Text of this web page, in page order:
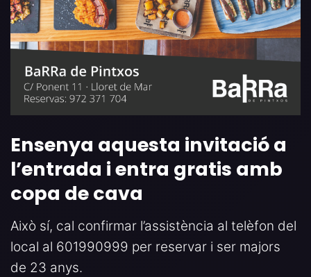
Ensenya aquesta invitació a
l’entrada i entra gratis amb
copa de cava
Això sí, cal confirmar l’assistència al telèfon del
local al 601990999 per reservar i ser majors
de 23 anys.